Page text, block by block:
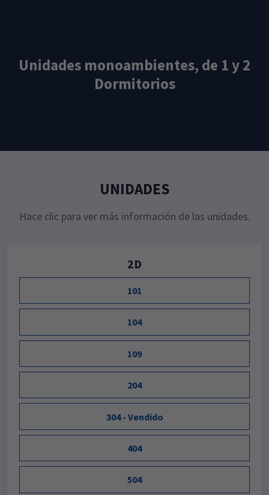
Unidades monoambientes, de 1 y 2
Dormitorios
UNIDADES
Hace clic para ver más información de las unidades.
2D
101
104
109
204
304 - Vendido
404
504